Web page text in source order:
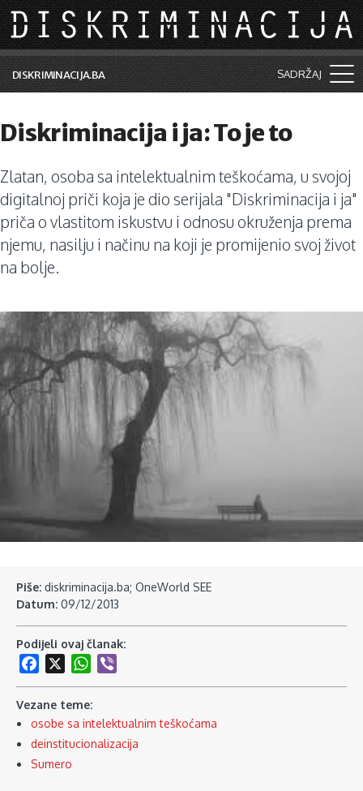
Skip to main content
DISKRIMINACIJA.BA SADRŽAJ
Vijesti i događaji
Aktuelne teme
Kolumne
Lične priče
Saradnja sa medijima
Pretraga
Diskriminacija i ja: To je to
Zlatan, osoba sa intelektualnim teškoćama, u svojoj
digitalnoj priči koja je dio serijala "Diskriminacija i ja"
priča o vlastitom iskustvu i odnosu okruženja prema
njemu, nasilju i načinu na koji je promijenio svoj život
na bolje.
Piše: diskriminacija.ba; OneWorld SEE
Datum: 09/12/2013
Podijeli ovaj članak:
Facebook
WhatsApp
Vezane teme:
osobe sa intelektualnim teškoćama
deinstitucionalizacija
Sumero